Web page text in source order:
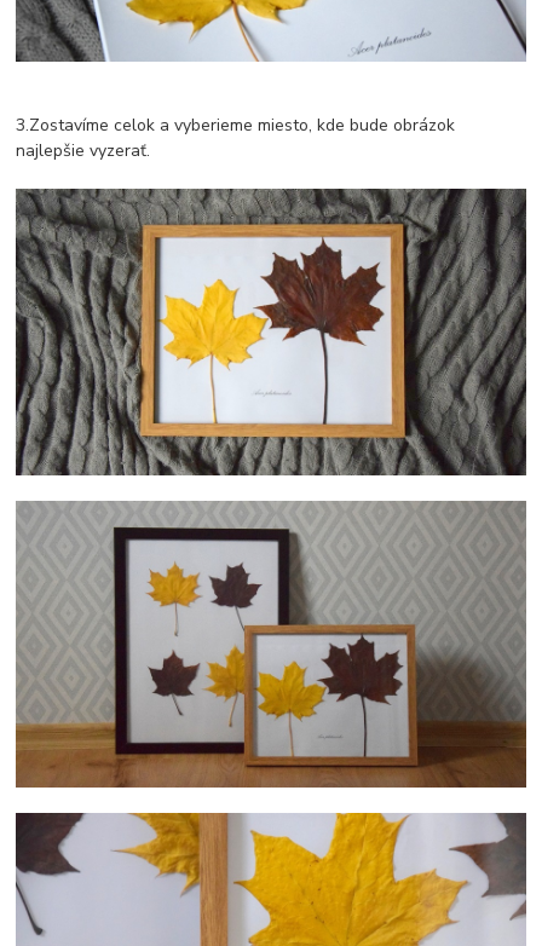
3.Zostavíme celok a vyberieme miesto, kde bude obrázok
najlepšie vyzerať.